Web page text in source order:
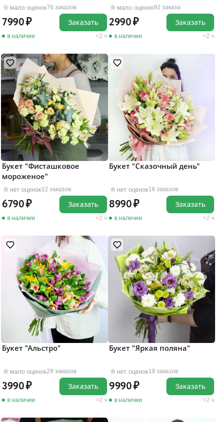
мало оценок76 заказов
7990
в наличии 2 ч
Заказать
мало оценок92 заказа
2990
в наличии 2 ч
Заказать
нет оценок12 заказов
Букет "Фисташковое
мороженое"
6790
в наличии 2 ч
Заказать
нет оценок16 заказов
Букет "Сказочный день"
8990
в наличии 2 ч
Заказать
мало оценок29 заказов
Букет "Альстро"
3990
в наличии 2 ч
Заказать
нет оценок19 заказов
Букет "Яркая поляна"
9990
в наличии 2 ч
Заказать